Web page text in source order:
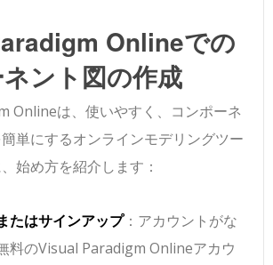
Onlineでの
ント図の作成
Onlineは、使いやすく、コンポーネ
単にするオンラインモデリングツー
始め方を紹介します：
たはサインアップ：アカウントがな
料のVisual Paradigm Onlineアカウ